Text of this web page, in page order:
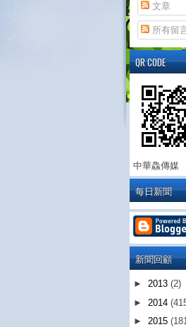
文章
所有留
QR CODE
中華鱻傳媒
每日新聞
新聞回顧
► 2013 (2)
► 2014
► 2015